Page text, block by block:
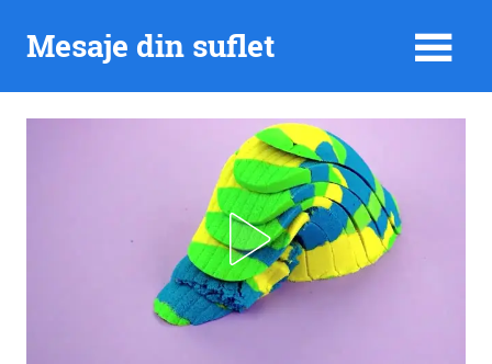
Mesaje din suflet